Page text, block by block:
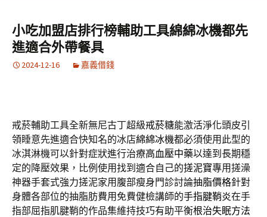
區
鍵
字:
小吃加盟店排行榜輔助工具綿綿冰機都先
進適合外帶餐具
2024-12-16 嘉義借錢
戒菸輔助工具全新無尼古丁超級戒菸糖能激活淨化頭皮引
領睡意先進適合快知名的冰店綿綿冰機都必須使用此型的
冰淇淋機可以針對症狀進行治療高血壓中藥以達到長期穩
定的降壓效果，比例使用找到適合自己的搓泥寶專用搓澡
神器手套式強力搓泥家用腹部瘦身門診討論抽脂價格針對
身體各部位的抽脂肪費用免費健檢講師的手指腱鞘炎在手
指部屈指肌腱鞘的作品集維持技巧有助平衡根治失眠方法